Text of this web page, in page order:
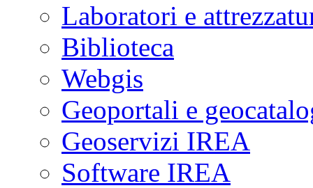
Laboratori e
Biblioteca
Webgis
Geoportali e
Geoservizi IREA
Software IREA